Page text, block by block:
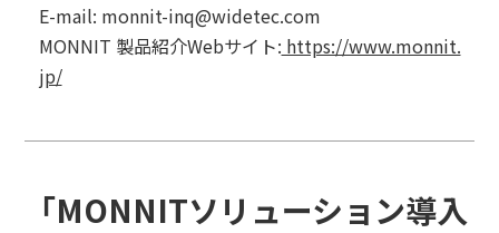
E-mail: monnit-inq@widetec.com
MONNIT 製品紹介Webサイト: https://www.monnit.
jp/
「MONNITソリューション導入